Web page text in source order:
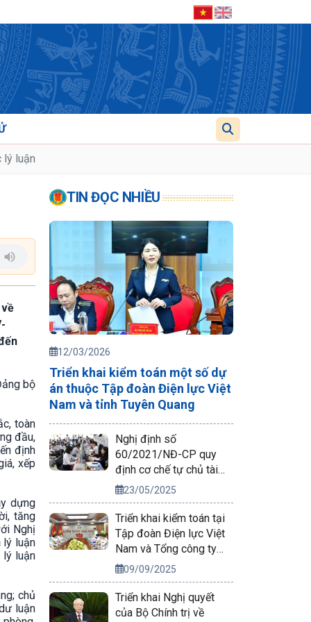
lý luận
bộ
toàn
đầu,
định
xếp
dựng
tăng
Nghị
lý luận
lý luận
chủ
luận
TIN ĐỌC NHIỀU
12/03/2026
Triển khai kiểm toán một số dự
án thuộc Tập đoàn Điện lực Việt
Nam và tỉnh Tuyên Quang
Nghị định số
60/2021/NĐ-CP quy
định cơ chế tự chủ tài
chính của đơn vị sự
nghiệp công lập
23/05/2025
Triển khai kiểm toán tại
Tập đoàn Điện lực Việt
Nam và Tổng công ty
Phát điện 2
09/09/2025
Triển khai Nghị quyết
của Bộ Chính trị về